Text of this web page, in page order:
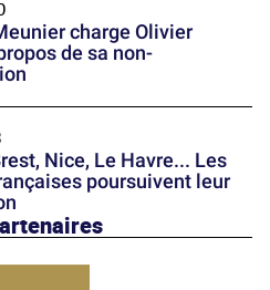
charge Olivier
de sa non-
Nice, Le Havre... Les
poursuivent leur